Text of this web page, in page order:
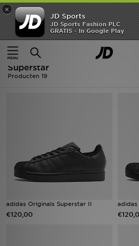
×
JD Sports
JD Sports Fashion PLC
GRATIS - In Google Play
Thuis
Heren
Heren - Adidas Adidas
Superstar
Producten 19
adidas Originals Superstar II
€120,00
adidas
Home
Offers
New In
Collecties
Voetbal
Sports